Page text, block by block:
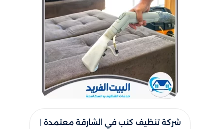
شركة تنظيف كنب​ في الشارقة​ معتمدة |